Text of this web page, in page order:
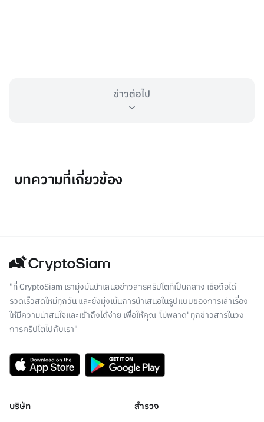
ข่าวต่อไป
บทความที่เกี่ยวข้อง
"ที่ CryptoSiam เรามุ่งมั่นนำเสนอข่าวสารคริปโตที่เป็นกลาง เชื่อถือได้
รวดเร็วสดใหม่ทุกวัน และยังมุ่งเน้นการนำเสนอในรูปแบบของการเล่าเรื่อง
ให้มีความน่าสนใจและเข้าถึงได้ง่าย เพื่อให้คุณ 'ไม่พลาด' ทุกข่าวสารในวง
การคริปโตไปกับเรา"
บริษัท สำรวจ